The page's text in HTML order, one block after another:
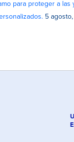
para proteger a
5